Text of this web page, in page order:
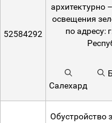
52584292
архитектурно
освещения
по адресу:
Салехард
Обустройство